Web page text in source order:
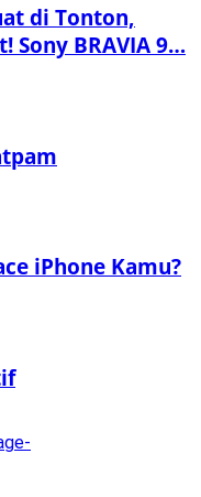
di Tonton,
Sony BRAVIA 9…
iPhone Kamu?